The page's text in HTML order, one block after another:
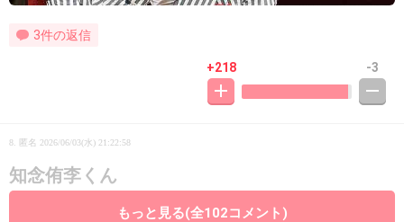
3件の返信
+218 -3
8. 匿名 2026/06/03(水) 21:22:58
知念侑李くん
もっと見る(全102コメント)